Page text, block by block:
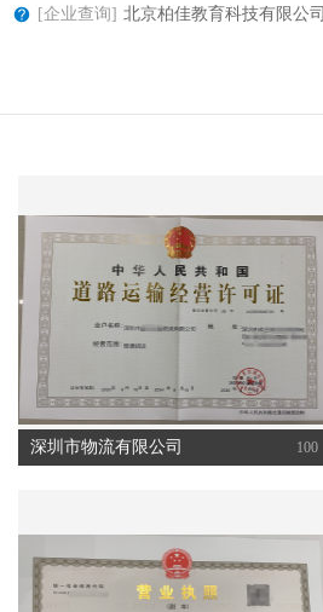
[企业查询] 北京柏佳教育科技有限公司
深圳市物流有限公司 100